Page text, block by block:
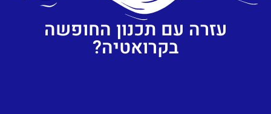
עזרה עם תכנון החופשה
בקרואטיה?